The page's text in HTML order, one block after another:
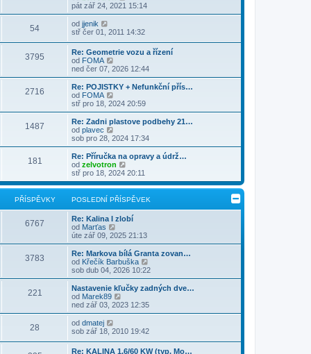
ě
v
k
ř
í
p
e
k
d
n
p
ř
í
s
p
ě
v
e
k
z
p
o
s
l
e
d
n
í
p
ř
í
s
p
ě
v
e
k
o
b
a
i
t
o
s
l
d
n
í
ř
í
s
ě
v
e
k
pát zář 24, 2021 15:14
54 od jjenik
o
a
z
i
t
p
o
s
l
e
d
n
í
p
ř
í
s
p
ě
e
k
stř čer 01, 2011 14:32
3795
Re: Geometrie vozu a řízení
od FOMA
o
b
r
z
t
p
o
s
e
d
n
í
ř
í
s
p
ě
v
e
k
ned čer 07, 2026 12:44
2716
Re: POJISTKY + Nefunkční přís…
od FOMA
o
b
r
z
p
o
s
l
e
d
n
í
p
ř
í
s
p
ě
v
e
k
stř pro 18, 2024 20:59
1487
Re: Zadni plastove podbehy 21…
od plavec
o
b
r
a
z
t
p
o
s
l
e
d
n
í
p
ř
í
s
p
ě
v
k
sob pro 28, 2024 17:34
181
Re: Příručka na opravy a údrž…
od zelvotron
o
b
r
a
t
o
s
l
e
d
n
í
ř
í
p
v
stř pro 18, 2024 20:11
PŘÍSPĚVKY POSLEDNÍ PŘÍSPĚVEK
6767
Re: Kalina I zlobí
od Marťas
o
b
r
a
z
t
p
o
s
d
n
í
úte zář 09, 2025 21:13
3783
Re: Markova bílá Granta zovan…
od Křečík Barbuška
o
b
r
z
p
o
s
sob dub 04, 2026 10:22
221
Nastavenie kľučky zadných dve…
od Marek89
o
b
a
i
ned zář 03, 2023 12:35
28 od dmatej
o
sob zář 18, 2010 19:42
Re: KALINA 1,6/60 KW (typ. Mo…